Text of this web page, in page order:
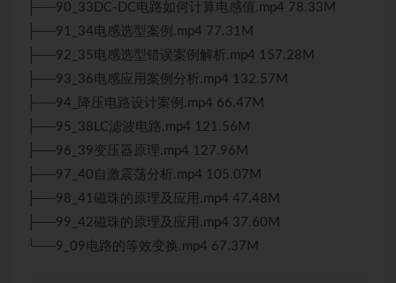
├──90_33DC-DC电路如何计算电感值.mp4 78.33M
├──91_34电感选型案例.mp4 77.31M
├──92_35电感选型错误案例解析.mp4 157.28M
├──93_36电感应用案例分析.mp4 132.57M
├──94_降压电路设计案例.mp4 66.47M
├──95_38LC滤波电路.mp4 121.56M
├──96_39变压器原理.mp4 127.96M
├──97_40自激震荡分析.mp4 105.07M
├──98_41磁珠的原理及应用.mp4 47.48M
├──99_42磁珠的原理及应用.mp4 37.60M
└──9_09电路的等效变换.mp4 67.37M